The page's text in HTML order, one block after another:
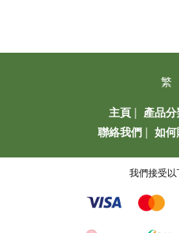
繁
主頁 | 產品
聯絡我們 | 如
我們接受